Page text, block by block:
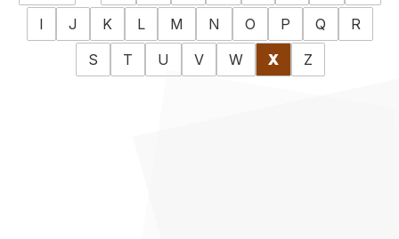
I
J K L M N O P Q
R
S
T U V W X Z